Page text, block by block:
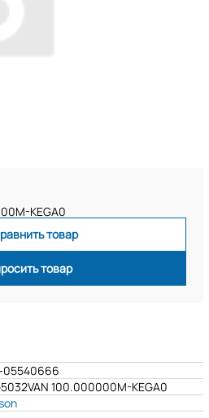
KEGA0
товар
товар
05540666
100.000000M-KEGA0